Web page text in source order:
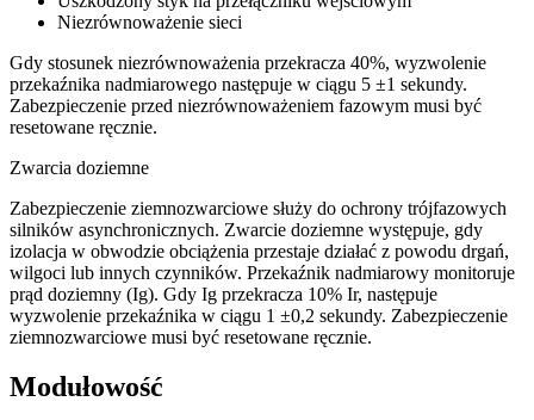
Niezrównoważenie sieci
Gdy stosunek niezrównoważenia przekracza 40%, wyzwolenie
przekaźnika nadmiarowego następuje w ciągu 5 ±1 sekundy.
Zabezpieczenie przed niezrównoważeniem fazowym musi być
resetowane ręcznie.
Zwarcia doziemne
Zabezpieczenie ziemnozwarciowe służy do ochrony trójfazowych
silników asynchronicznych. Zwarcie doziemne występuje, gdy
izolacja w obwodzie obciążenia przestaje działać z powodu drgań,
wilgoci lub innych czynników. Przekaźnik nadmiarowy monitoruje
prąd doziemny (Ig). Gdy Ig przekracza 10% Ir, następuje
wyzwolenie przekaźnika w ciągu 1 ±0,2 sekundy. Zabezpieczenie
ziemnozwarciowe musi być resetowane ręcznie.
Modułowość